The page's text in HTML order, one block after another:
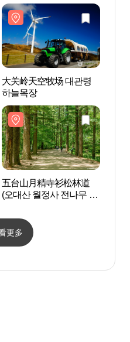
大关岭天空牧场 대관령
하늘목장
五台山月精寺衫松林道
(오대산 월정사 전나무 숲
更多